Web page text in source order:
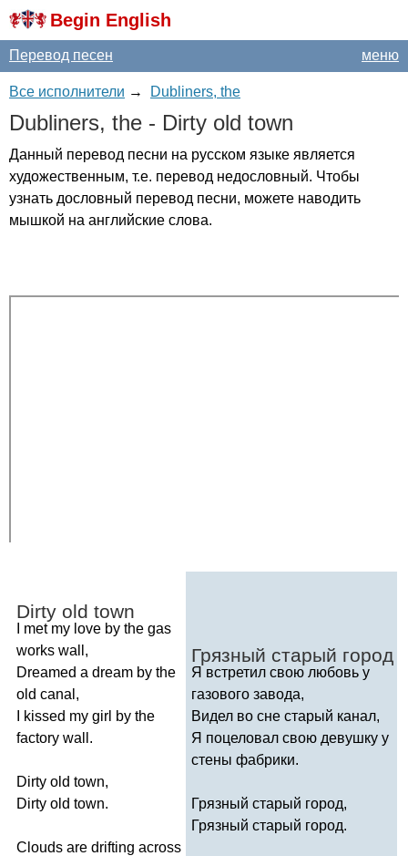
Begin English
меню
Перевод песен
Все исполнители → Dubliners, the
Dubliners, the - Dirty old town
Данный перевод песни на русском языке является
художественным, т.е. перевод недословный. Чтобы
узнать дословный перевод песни, можете наводить
мышкой на английские слова.
Dirty old town
met my love by the gas
works wall ,
Dreamed a dream by the
old canal ,
kissed my girl by the
factory wall .
Dirty old town,
Dirty old town.
Clouds are drifting across
Грязный старый город
Я встретил свою любовь у
газового завода,
Видел во сне старый канал,
Я поцеловал свою девушку у
стены фабрики.
Грязный старый город,
Грязный старый город.